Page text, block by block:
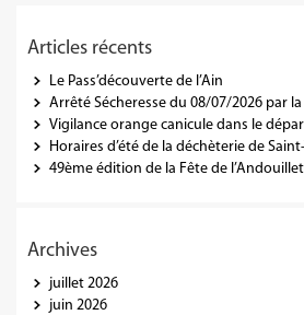
Articles récents
Le Pass’découverte de l’Ain
Arrêté Sécheresse du 08/07/2026 par
Vigilance orange canicule dans le
Horaires d’été de la déchèterie de
49ème édition de la Fête de
Archives
juillet 2026
juin 2026